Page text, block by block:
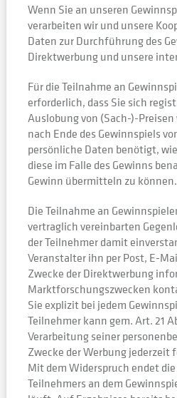
Wenn Sie an unseren
verarbeiten wir und unsere
Daten zur Durchführung des
Direktwerbung und unsere
Für die Teilnahme an
erforderlich, dass Sie sich
Auslobung von (Sach-)-
nach Ende des Gewinnspiels
persönliche Daten benötigt,
diese im Falle des Gewinns
Gewinn übermitteln zu können.
Die Teilnahme an
vertraglich vereinbarten
der Teilnehmer damit
Veranstalter ihn per Post, E-
Zwecke der Direktwerbung
Marktforschungszwecken
Sie explizit bei jedem
Teilnehmer kann gem. Art. 21
Verarbeitung seiner
Zwecke der Werbung jederzeit
Mit dem Widerspruch endet
Teilnehmers an dem